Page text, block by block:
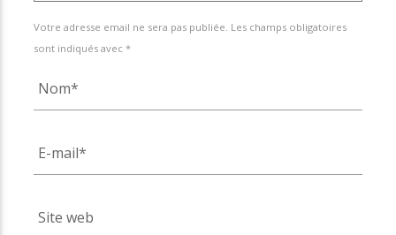
Votre adresse email ne sera pas publiée. Les champs obligatoires
sont indiqués avec *